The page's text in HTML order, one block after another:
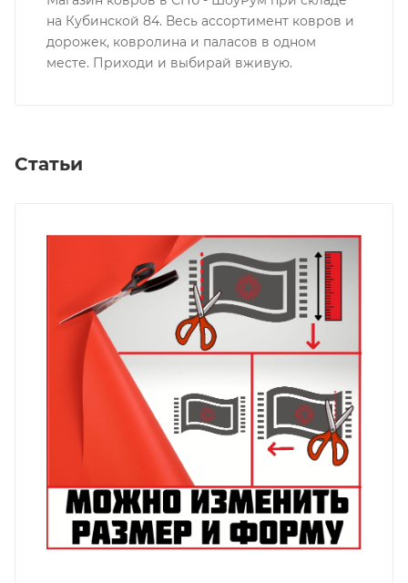
на Кубинской 84. Весь ассортимент ковров и
дорожек, ковролина и паласов в одном
месте. Приходи и выбирай вживую.
Статьи